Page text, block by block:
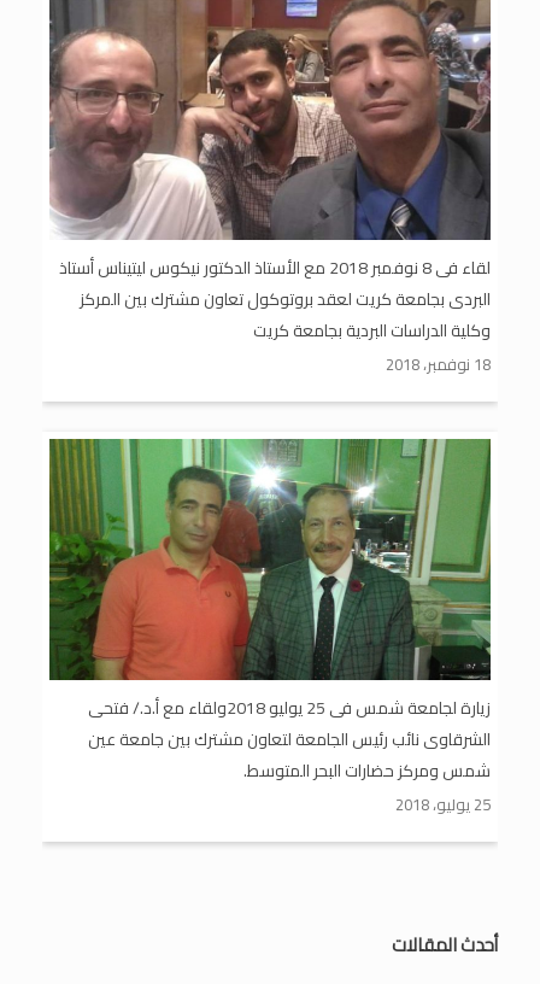
لقاء فى 8 نوفمبر 2018 مع الأستاذ الدكتور نيكوس ليتيناس أستاذ
البردى بجامعة كريت لعقد بروتوكول تعاون مشترك بين المركز
وكلية الدراسات البردية بجامعة كريت
18 نوفمبر، 2018
زيارة لجامعة شمس فى 25 يوليو 2018ولقاء مع أ.د./ فتحى
الشرقاوى نائب رئيس الجامعة لتعاون مشترك بين جامعة عين
شمس ومركز حضارات البحر المتوسط.
25 يوليو، 2018
أحدث المقالات